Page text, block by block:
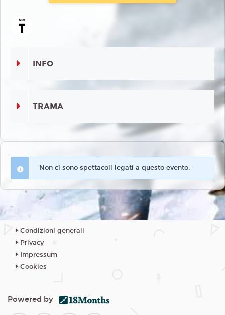
INFO
TRAMA
Non ci sono spettacoli legati a questo evento.
Condizioni generali
Privacy
Impressum
Cookies
Powered by